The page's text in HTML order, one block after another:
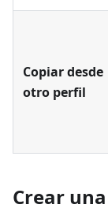
Copiar desde
otro perfil
Crear